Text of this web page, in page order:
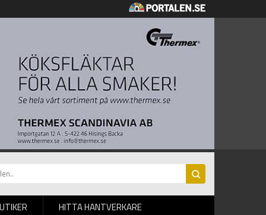
HITTA HANTVERKARE